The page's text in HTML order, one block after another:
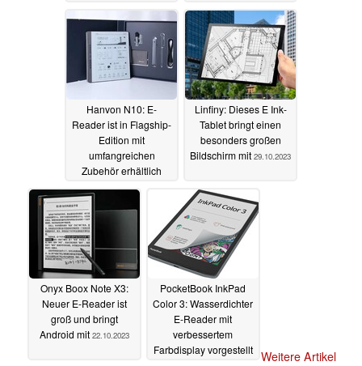
13.01.2024 06.01.2024
Hanvon N10: E-
Reader ist in Flagship-
Edition mit
umfangreichen
Zubehör erhältlich
19.11.2023
Linfiny: Dieses E Ink-
Tablet bringt einen
besonders großen
Bildschirm mit 29.10.2023
Onyx Boox Note X3:
Neuer E-Reader ist
groß und bringt
Android mit 22.10.2023
PocketBook InkPad
Color 3: Wasserdichter
E-Reader mit
verbessertem
Farbdisplay vorgestellt
Weitere Artikel